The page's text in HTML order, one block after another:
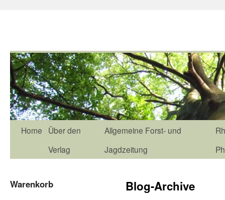
Home
Über den
Verlag
Allgemeine Forst- und
Jagdzeitung
Blog-Archive
Warenkorb